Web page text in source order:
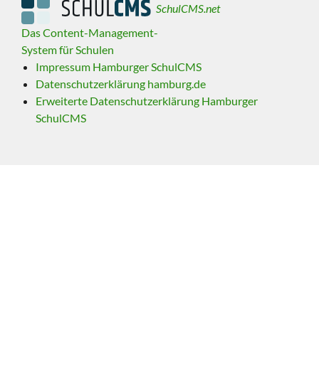
SchulCMS.net
Das Content-Management-
System für Schulen
Impressum Hamburger SchulCMS
Datenschutzerklärung hamburg.de
Erweiterte Datenschutzerklärung Hamburger
SchulCMS